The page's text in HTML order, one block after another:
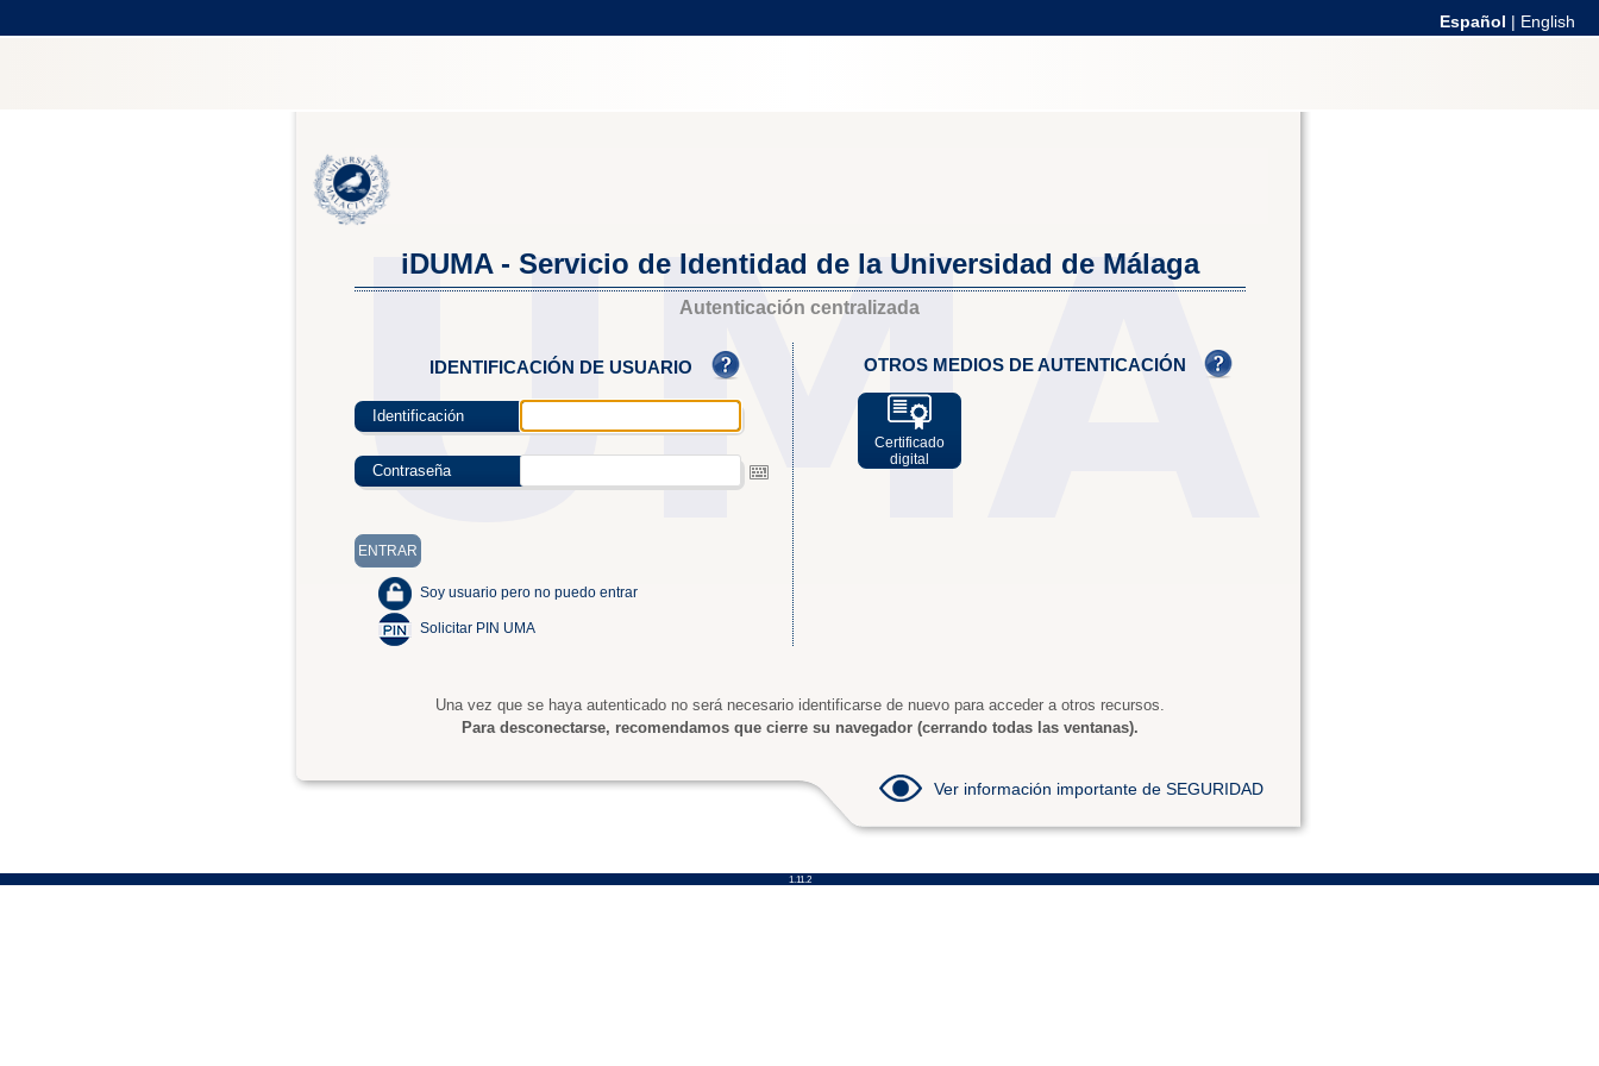
Español | English
iDUMA - Servicio de Identidad de la Universidad de Málaga
Autenticación centralizada
IDENTIFICACIÓN DE USUARIO
Identificación
Contraseña
Soy usuario pero no puedo entrar
Solicitar PIN UMA
OTROS MEDIOS DE AUTENTICACIÓN
Certificado
digital
Una vez que se haya autenticado no será necesario identificarse de nuevo para acceder a otros recursos.
Para desconectarse, recomendamos que cierre su navegador (cerrando todas las ventanas).
Ver información importante de SEGURIDAD
1.11.2